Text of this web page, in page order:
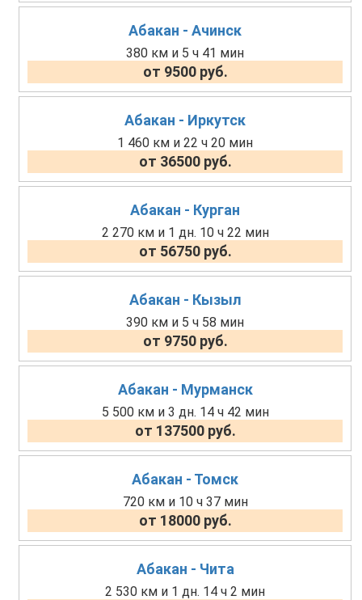
Абакан - Ачинск
380 км и 5 ч 41 мин
от 9500 руб.
Абакан - Иркутск
1 460 км и 22 ч 20 мин
от 36500 руб.
Абакан - Курган
2 270 км и 1 дн. 10 ч 22 мин
от 56750 руб.
Абакан - Кызыл
390 км и 5 ч 58 мин
от 9750 руб.
Абакан - Мурманск
5 500 км и 3 дн. 14 ч 42 мин
от 137500 руб.
Абакан - Томск
720 км и 10 ч 37 мин
от 18000 руб.
Абакан - Чита
2 530 км и 1 дн. 14 ч 2 мин